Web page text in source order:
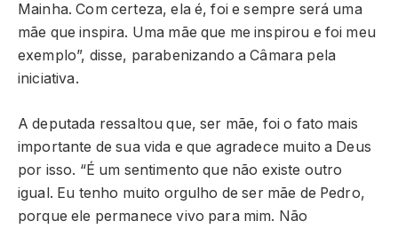
Mainha. Com certeza, ela é, foi e sempre será uma
mãe que inspira. Uma mãe que me inspirou e foi meu
exemplo”, disse, parabenizando a Câmara pela
iniciativa.
A deputada ressaltou que, ser mãe, foi o fato mais
importante de sua vida e que agradece muito a Deus
por isso. “É um sentimento que não existe outro
igual. Eu tenho muito orgulho de ser mãe de Pedro,
porque ele permanece vivo para mim. Não